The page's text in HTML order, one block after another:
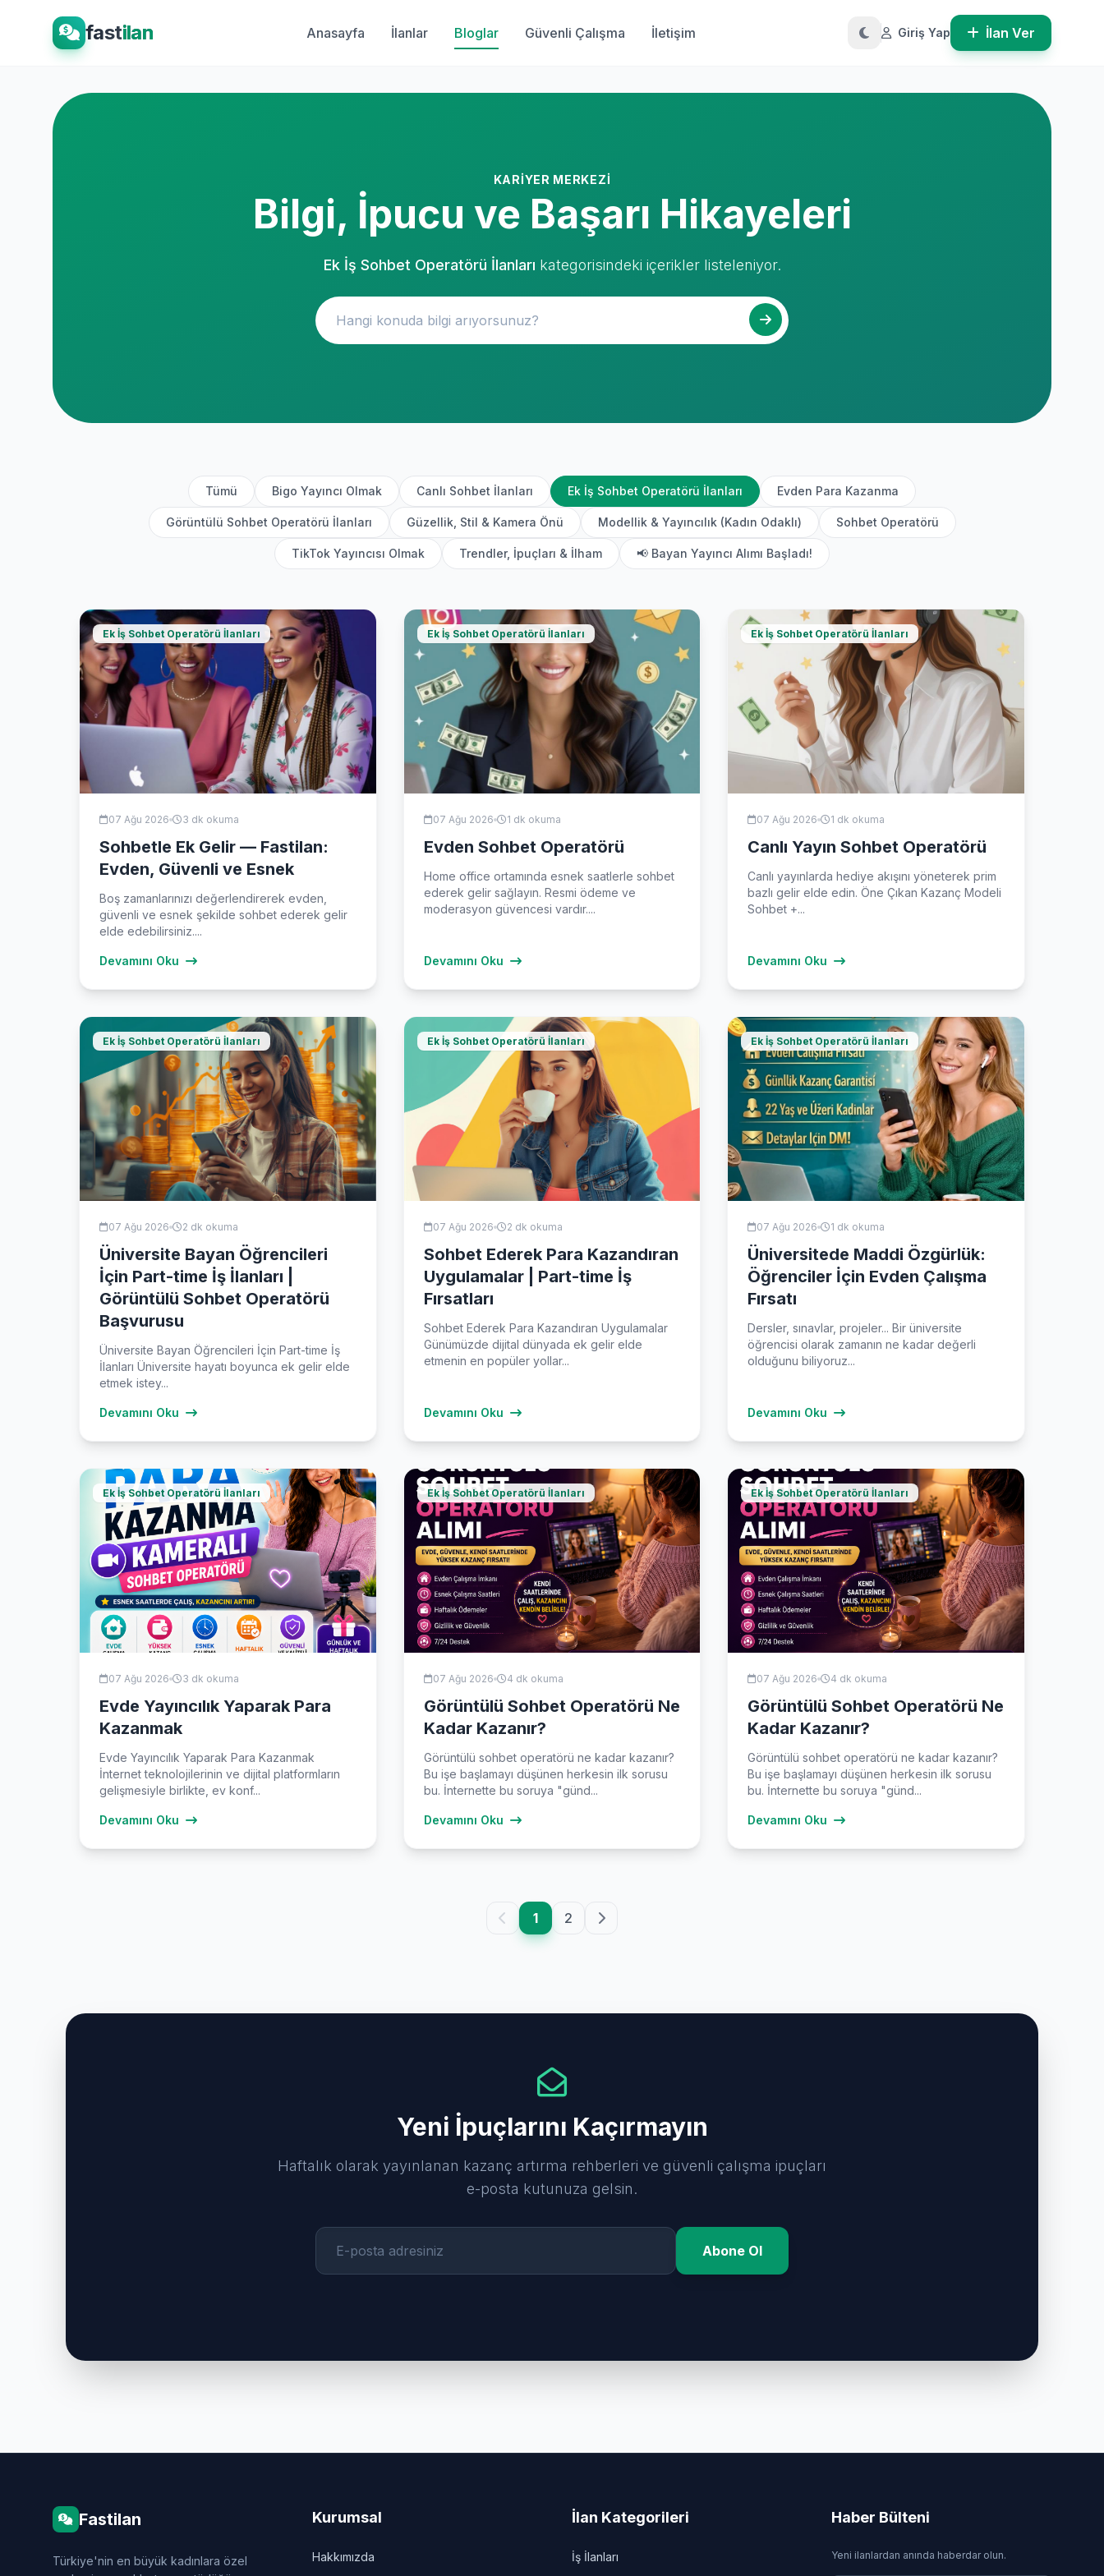
fastilan Anasayfa İlanlar Bloglar Güvenli Çalışma İletişim Giriş Yap İlan Ver
KARIYER MERKEZI
Bilgi, İpucu ve Başarı Hikayeleri
Ek İş Sohbet Operatörü İlanları kategorisindeki içerikler listeleniyor.
Tümü Bigo Yayıncı Olmak Canlı Sohbet İlanları Ek İş Sohbet Operatörü İlanları Evden Para Kazanma
Görüntülü Sohbet Operatörü İlanları Güzellik, Stil & Kamera Önü Modellik & Yayıncılık (Kadın Odaklı) Sohbet Operatörü
TikTok Yayıncısı Olmak Trendler, İpuçları & İlham 📢 Bayan Yayıncı Alımı Başladı!
Ek İş Sohbet Operatörü İlanları
07 Ağu 2026 3 dk okuma
Sohbetle Ek Gelir — Fastilan:
Evden, Güvenli ve Esnek
Boş zamanlarınızı değerlendirerek evden,
güvenli ve esnek şekilde sohbet ederek gelir
elde edebilirsiniz....
Devamını Oku
Ek İş Sohbet Operatörü İlanları
07 Ağu 2026 1 dk okuma
Evden Sohbet Operatörü
Home office ortamında esnek saatlerle sohbet
ederek gelir sağlayın. Resmi ödeme ve
moderasyon güvencesi vardır....
Devamını Oku
Ek İş Sohbet Operatörü İlanları
07 Ağu 2026 1 dk okuma
Canlı Yayın Sohbet Operatörü
Canlı yayınlarda hediye akışını yöneterek prim
bazlı gelir elde edin. Öne Çıkan Kazanç Modeli
Sohbet +...
Devamını Oku
Ek İş Sohbet Operatörü İlanları
07 Ağu 2026 2 dk okuma
Üniversite Bayan Öğrencileri
İçin Part-time İş İlanları |
Görüntülü Sohbet Operatörü
Başvurusu
Üniversite Bayan Öğrencileri İçin Part-time İş
İlanları Üniversite hayatı boyunca ek gelir elde
etmek istey...
Devamını Oku
Ek İş Sohbet Operatörü İlanları
07 Ağu 2026 2 dk okuma
Sohbet Ederek Para Kazandıran
Uygulamalar | Part-time İş
Fırsatları
Sohbet Ederek Para Kazandıran Uygulamalar
Günümüzde dijital dünyada ek gelir elde
etmenin en popüler yollar...
Devamını Oku
Ek İş Sohbet Operatörü İlanları
07 Ağu 2026 1 dk okuma
Üniversitede Maddi Özgürlük:
Öğrenciler İçin Evden Çalışma
Fırsatı
Dersler, sınavlar, projeler... Bir üniversite
öğrencisi olarak zamanın ne kadar değerli
olduğunu biliyoruz...
Devamını Oku
Ek İş Sohbet Operatörü İlanları
07 Ağu 2026 3 dk okuma
Evde Yayıncılık Yaparak Para
Kazanmak
Evde Yayıncılık Yaparak Para Kazanmak
İnternet teknolojilerinin ve dijital platformların
gelişmesiyle birlikte, ev konf...
Devamını Oku
Ek İş Sohbet Operatörü İlanları
07 Ağu 2026 4 dk okuma
Görüntülü Sohbet Operatörü Ne
Kadar Kazanır?
Görüntülü sohbet operatörü ne kadar kazanır?
Bu işe başlamayı düşünen herkesin ilk sorusu
bu. İnternette bu soruya "günd...
Devamını Oku
Ek İş Sohbet Operatörü İlanları
07 Ağu 2026 4 dk okuma
Görüntülü Sohbet Operatörü Ne
Kadar Kazanır?
Görüntülü sohbet operatörü ne kadar kazanır?
Bu işe başlamayı düşünen herkesin ilk sorusu
bu. İnternette bu soruya "günd...
Devamını Oku
1 2
Yeni İpuçlarını Kaçırmayın
Haftalık olarak yayınlanan kazanç artırma rehberleri ve güvenli çalışma ipuçları
e-posta kutunuza gelsin.
Abone Ol
Fastilan
Türkiye'nin en büyük kadınlara özel
Kurumsal
Hakkımızda
İlan Kategorileri
İş İlanları
Haber Bülteni
Yeni ilanlardan anında haberdar olun.